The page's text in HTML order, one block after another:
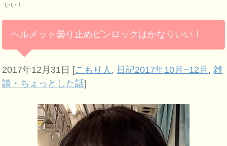
いい！
ヘルメット曇り止めピンロックはかなりいい！
2017年12月31日 [こもり人 , 日記2017年10月~12月 ,雑
談・ちょっとした話]